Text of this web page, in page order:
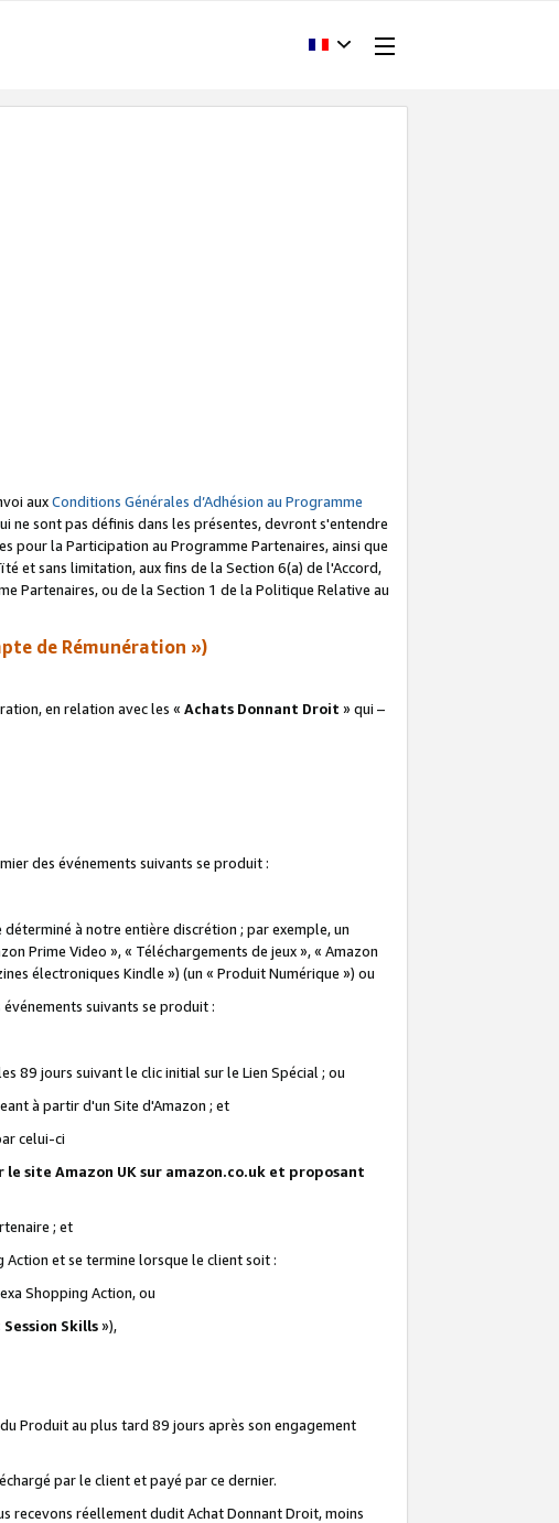
auxConditions Générales d’Adhésion au Programme
ne sont pas définis dans les présentes, devront s'entendre
pour la Participation au Programme Partenaires, ainsi que
et sans limitation, aux fins de la Section 6(a) de l'Accord,
Partenaires, ou de la Section 1 de la Politique Relative au
de Rémunération »)
en relation avec les « Achats Donnant Droit » qui –
des événements suivants se produit :
à notre entière discrétion ; par exemple, un
Prime Video », « Téléchargements de jeux », « Amazon
électroniques Kindle ») (un « Produit Numérique ») ou
événements suivants se produit :
89 jours suivant le clic initial sur le Lien Spécial ; ou
à partir d'un Site d'Amazon ; et
celui-ci
site Amazon UK sur amazon.co.uk et proposant
; et
et se termine lorsque le client soit :
Shopping Action, ou
Session Skills»),
Produit au plus tard 89 jours après son engagement
par le client et payé par ce dernier.
recevons réellement dudit Achat Donnant Droit, moins